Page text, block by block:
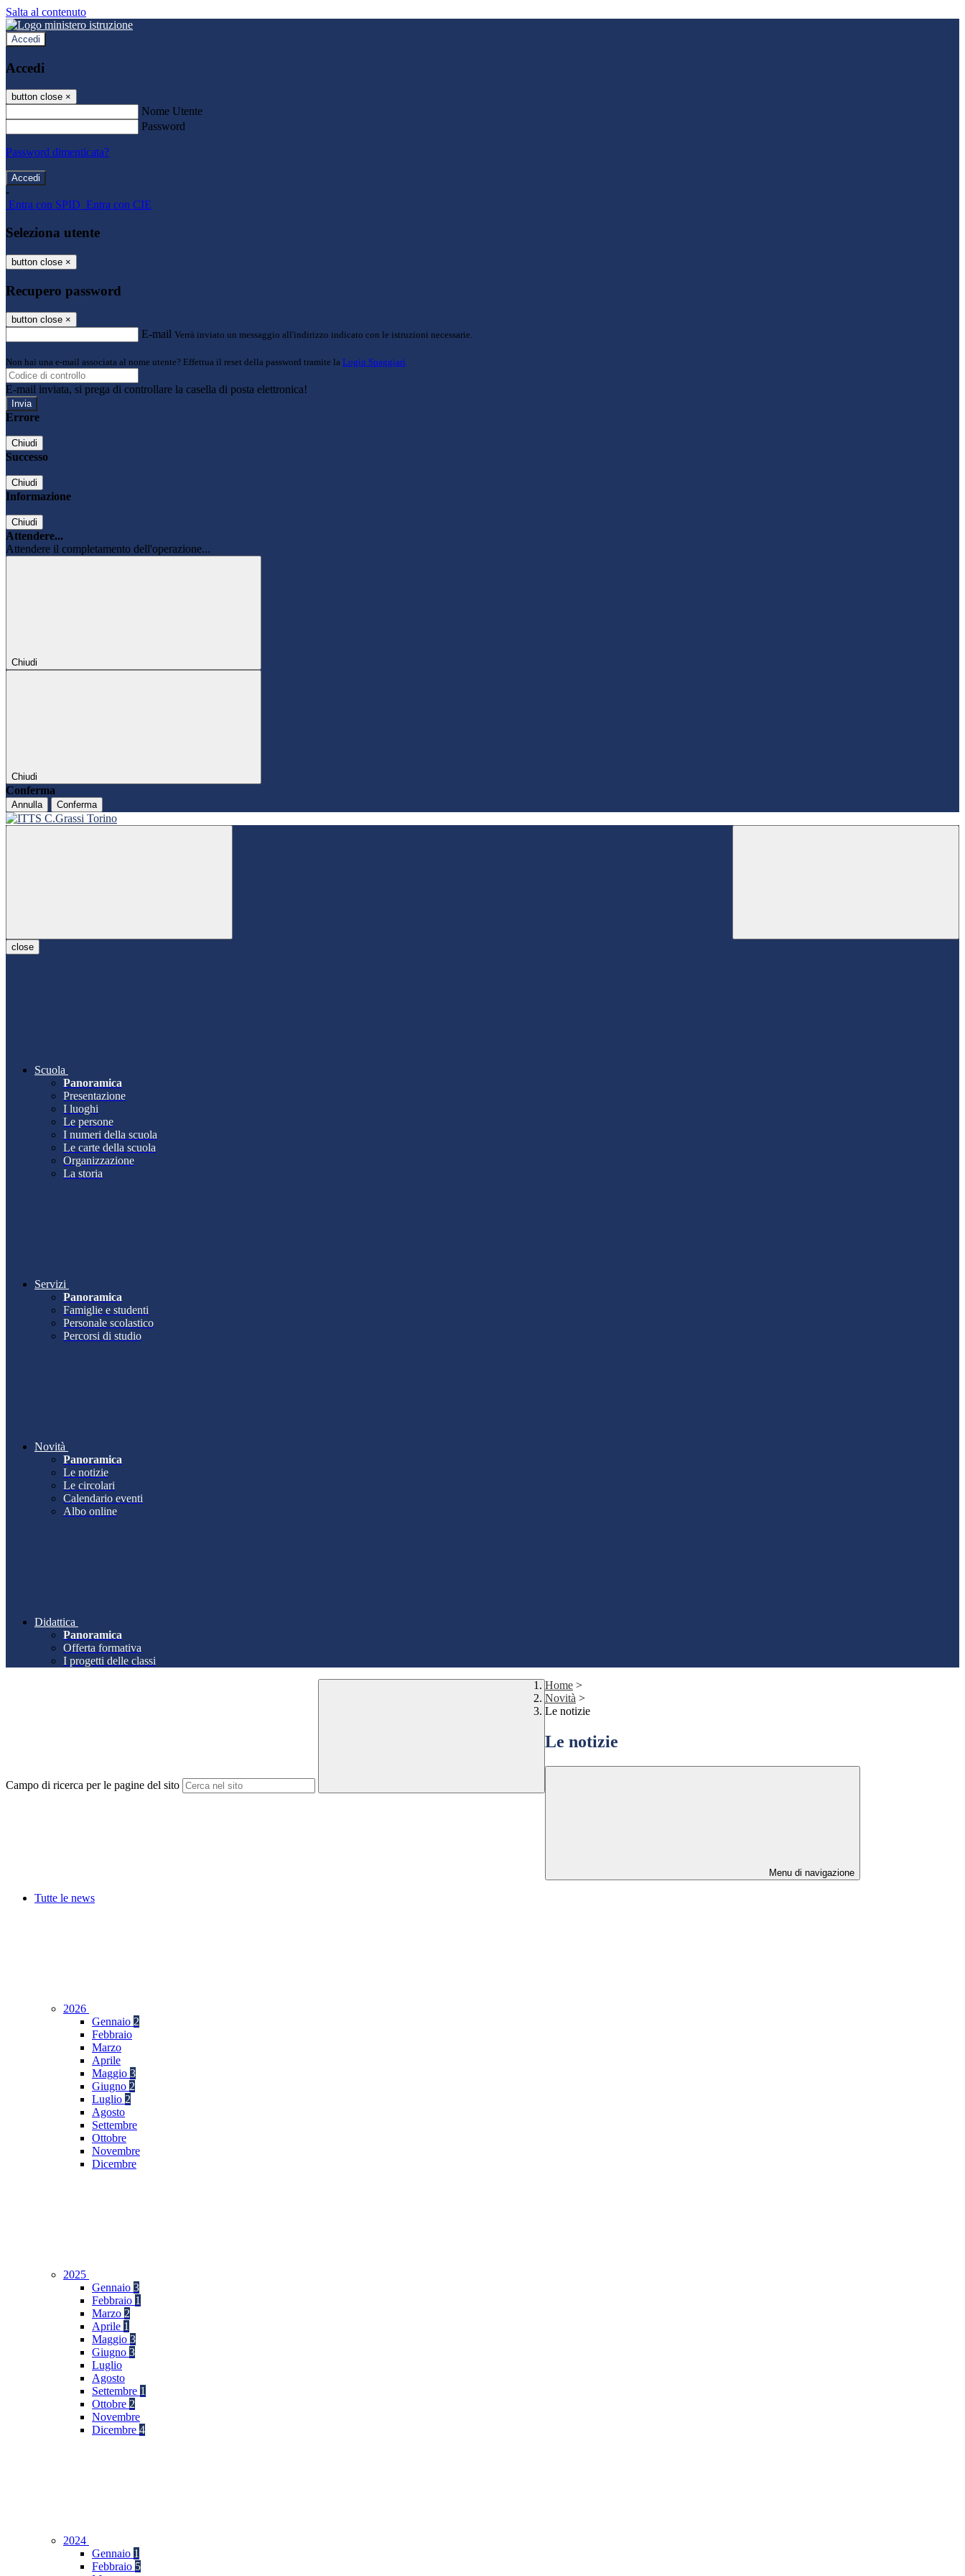
Salta al contenuto
Accedi
Accedi
button close ×
Nome Utente
Password
Password dimenticata?
-
Entra con SPID Entra con CIE
Seleziona utente
button close ×
Recupero password
button close ×
E-mail Verrà inviato un messaggio all'indirizzo indicato con le istruzioni necessarie.
Non hai una e-mail associata al nome utente? Effettua il reset della password tramite la Login Spaggiari
E-mail inviata, si prega di controllare la casella di posta elettronica!
Errore
Chiudi
Successo
Chiudi
Informazione
Chiudi
Attendere...
Attendere il completamento dell'operazione...
Chiudi
Chiudi
Conferma
Annulla Conferma
close
Scuola
Panoramica
Presentazione
I luoghi
Le persone
I numeri della scuola
Le carte della scuola
Organizzazione
La storia
Servizi
Panoramica
Famiglie e studenti
Personale scolastico
Percorsi di studio
Novità
Panoramica
Le notizie
Le circolari
Calendario eventi
Albo online
Didattica
Panoramica
Offerta formativa
I progetti delle classi
Campo di ricerca per le pagine del sito
Home >
Novità >
Le notizie
Le notizie
Menu di navigazione
Tutte le news
2026
Gennaio 2
Febbraio
Marzo
Aprile
Maggio 3
Giugno 2
Luglio 2
Agosto
Settembre
Ottobre
Novembre
Dicembre
2025
Gennaio 3
Febbraio 1
Marzo 2
Aprile 1
Maggio 3
Giugno 3
Luglio
Agosto
Settembre 1
Ottobre 2
Novembre
Dicembre 4
2024
Gennaio 1
Febbraio 5